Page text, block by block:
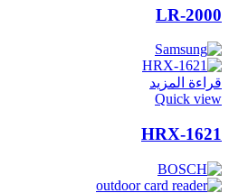
LR-2000
قراءة المزيد
Quick view
HRX-1621